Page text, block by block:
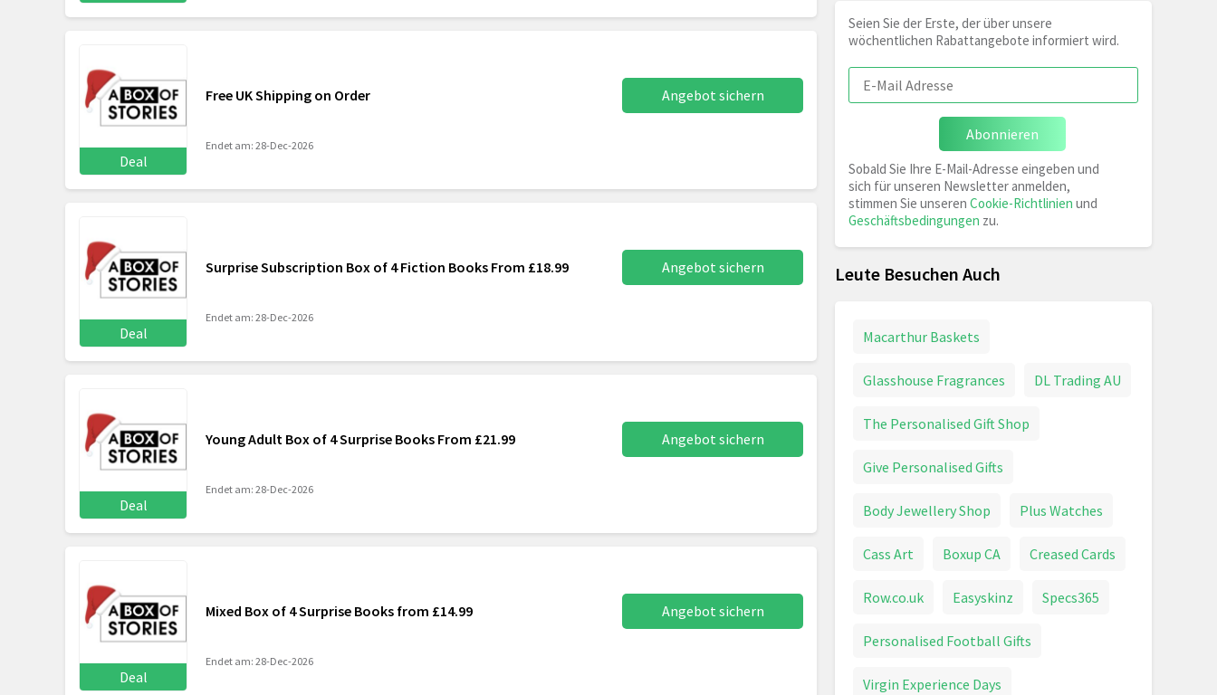
Deal
Free UK Shipping on Order Angebot sichern
Endet am: 28-Dec-2026
Deal
Surprise Subscription Box of 4 Fiction Books From £18.99 Angebot sichern
Endet am: 28-Dec-2026
Deal
Young Adult Box of 4 Surprise Books From £21.99 Angebot sichern
Endet am: 28-Dec-2026
Deal
Mixed Box of 4 Surprise Books from £14.99 Angebot sichern
Endet am: 28-Dec-2026
Seien Sie der Erste, der über unsere
wöchentlichen Rabattangebote informiert wird.
Abonnieren
Sobald Sie Ihre E-Mail-Adresse eingeben und
sich für unseren Newsletter anmelden,
stimmen Sie unseren Cookie-Richtlinien und
Geschäftsbedingungen zu.
Leute Besuchen Auch
Macarthur Baskets
Glasshouse Fragrances DL Trading AU
The Personalised Gift Shop
Give Personalised Gifts
Body Jewellery Shop Plus Watches
Cass Art Boxup CA Creased Cards
Row.co.uk Easyskinz Specs365
Personalised Football Gifts
Virgin Experience Days